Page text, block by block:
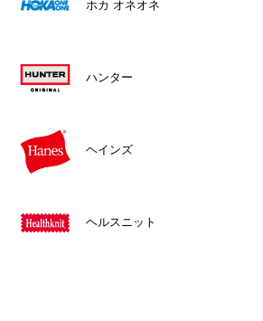
ホカ オネオネ
ハンター
ヘインズ
ヘルスニット